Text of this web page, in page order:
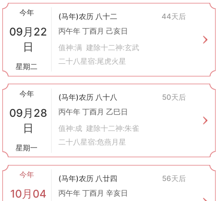
今年
09月22
日
星期二
(马年)农历 八十二
44天后
丙午年 丁酉月 己亥日
值神:满 建除十二神:玄武
二十八星宿:尾虎火星
今年
09月28
日
星期一
(马年)农历 八十八
50天后
丙午年 丁酉月 乙巳日
值神:成 建除十二神:朱雀
二十八星宿:危燕月星
今年
10月04
(马年)农历 八廿四
56天后
丙午年 丁酉月 辛亥日